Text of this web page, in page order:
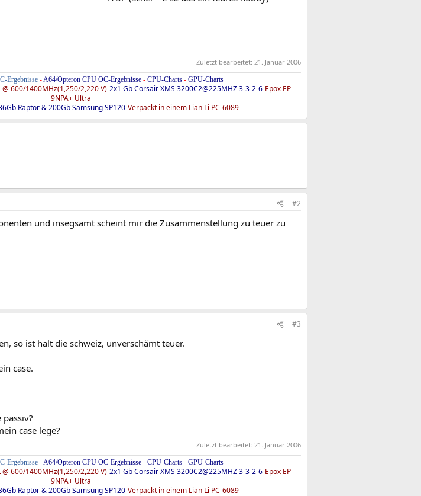
Zuletzt bearbeitet: 21. Januar 2006
Ergebnisse- A64/Opteron CPU OC-Ergebnisse- CPU-Charts- GPU-Charts
@ 600/1400MHz(1,250/2,220 V)-2x1 Gb Corsair XMS 3200C2@225MHZ 3-3-2-6-Epox EP-
9NPA+ Ultra
Raptor & 200Gb Samsung SP120-Verpackt in einem Lian Li PC-6089
#2
und insegsamt scheint mir die Zusammenstellung zu teuer zu
#3
so ist halt die schweiz, unverschämt teuer.
case.
case lege?
Zuletzt bearbeitet: 21. Januar 2006
Ergebnisse- A64/Opteron CPU OC-Ergebnisse- CPU-Charts- GPU-Charts
@ 600/1400MHz(1,250/2,220 V)-2x1 Gb Corsair XMS 3200C2@225MHZ 3-3-2-6-Epox EP-
9NPA+ Ultra
Raptor & 200Gb Samsung SP120-Verpackt in einem Lian Li PC-6089